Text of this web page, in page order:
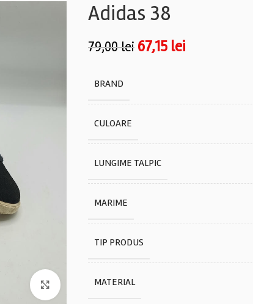
Faceți click pentru a mări
Adidas 38
79,00lei 67,15 lei
BRAND
CULOARE
LUNGIME TALPIC
MARIME
TIP PRODUS
MATERIAL